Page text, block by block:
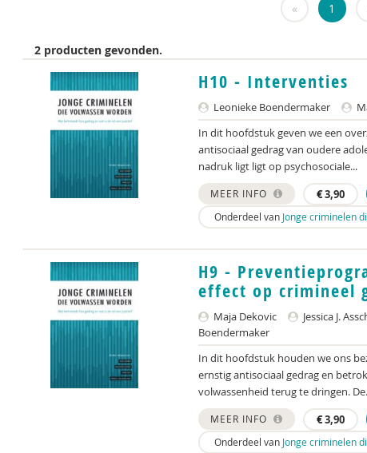
« 1
2 producten gevonden.
H10 - Interventies
Leonieke Boendermaker
In dit hoofdstuk geven we een
antisociaal gedrag van oudere
nadruk ligt ligt op psychosociale...
MEER INFO €3,90
Onderdeel van Jonge criminelen
H9 -
effect op crimineel
Maja Dekovic Jessica J.
Boendermaker
In dit hoofdstuk houden we ons
ernstig antisociaal gedrag en
volwassenheid terug te dringen.
MEER INFO €3,90
Onderdeel van Jonge criminelen